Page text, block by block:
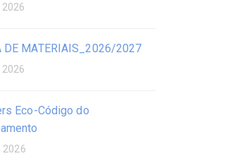
2026
DE MATERIAIS_2026/2027
2026
Eco-Código do
2026